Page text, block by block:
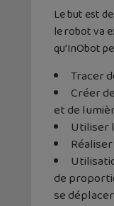
Le but est
le robot va
qu’InObot
Tracer
Créer
et de
Utiliser
de
se